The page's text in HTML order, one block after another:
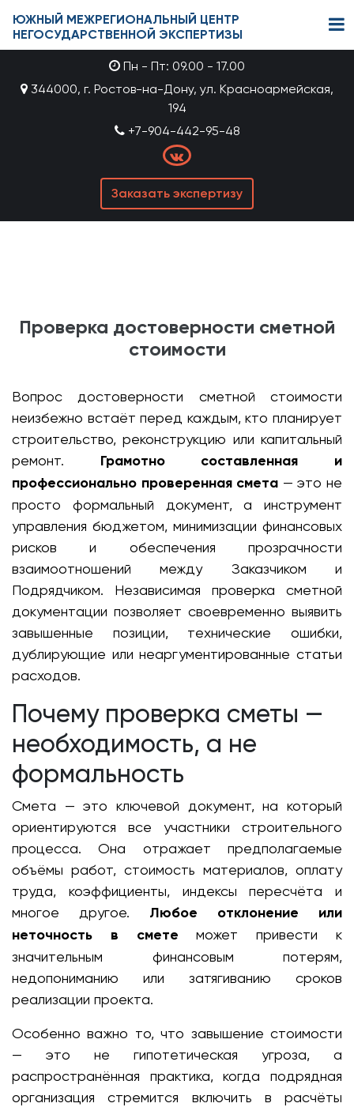
ЮЖНЫЙ МЕЖРЕГИОНАЛЬНЫЙ ЦЕНТР
НЕГОСУДАРСТВЕННОЙ ЭКСПЕРТИЗЫ
Пн - Пт: 09.00 - 17.00
344000, г. Ростов-на-Дону, ул. Красноармейская,
194
+7-904-442-95-48
Заказать экспертизу
Проверка достоверности сметной
стоимости
Вопрос достоверности сметной стоимости
неизбежно встаёт перед каждым, кто планирует
строительство, реконструкцию или капитальный
ремонт. Грамотно составленная и
профессионально проверенная смета — это не
просто формальный документ, а инструмент
управления бюджетом, минимизации финансовых
рисков и обеспечения прозрачности
взаимоотношений между Заказчиком и
Подрядчиком. Независимая проверка сметной
документации позволяет своевременно выявить
завышенные позиции, технические ошибки,
дублирующие или неаргументированные статьи
расходов.
Почему проверка сметы —
необходимость, а не
формальность
Смета — это ключевой документ, на который
ориентируются все участники строительного
процесса. Она отражает предполагаемые
объёмы работ, стоимость материалов, оплату
труда, коэффициенты, индексы пересчёта и
многое другое. Любое отклонение или
неточность в смете может привести к
значительным финансовым потерям,
недопониманию или затягиванию сроков
реализации проекта.
Особенно важно то, что завышение стоимости
— это не гипотетическая угроза, а
распространённая практика, когда подрядная
организация стремится включить в расчёты